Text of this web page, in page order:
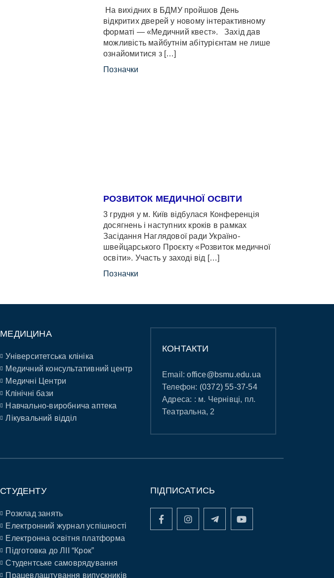
На вихідних в БДМУ пройшов День
відкритих дверей у новому інтерактивному
форматі — «Медичний квест». Захід дав
можливість майбутнім абітурієнтам не лише
ознайомитися з […]
Позначки
РОЗВИТОК МЕДИЧНОЇ ОСВІТИ
3 грудня у м. Київ відбулася Конференція
досягнень і наступних кроків в рамках
Засідання Наглядової ради Україно-
швейцарського Проєкту «Розвиток медичної
освіти». Участь у заході від […]
Позначки
МЕДИЦИНА
Університетська клініка
Медичний консультативний центр
Медичні Центри
Клінічні бази
Навчально-виробнича аптека
Лікувальний відділ
КОНТАКТИ
Email:office@bsmu.edu.ua
Телефон: (0372) 55-37-54
Адреса: : м. Чернівці, пл.
Театральна, 2
СТУДЕНТУ
Розклад занять
Електронний журнал успішності
Електронна освітня платформа
Підготовка до ЛІІ “Крок”
Студентське самоврядування
Працевлаштування випускників
ПІДПИСАТИСЬ